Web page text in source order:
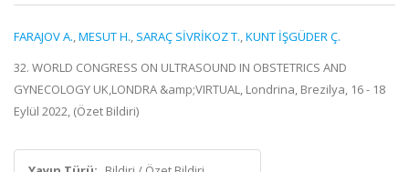
FARAJOV A.,MESUT H., SARAÇ SİVRİKOZ T.,KUNT İŞGÜDER Ç.
32. WORLD CONGRESS ON ULTRASOUND IN OBSTETRICS AND
GYNECOLOGY UK,LONDRA &amp;VIRTUAL, Londrina, Brezilya, 16 - 18
Eylül 2022, (Özet Bildiri)